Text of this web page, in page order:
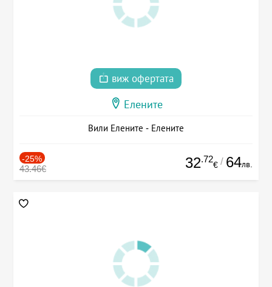
виж офертата
Елените
Вили Елените - Елените
-25%
43.46€ 32.72
€ / 64лв.